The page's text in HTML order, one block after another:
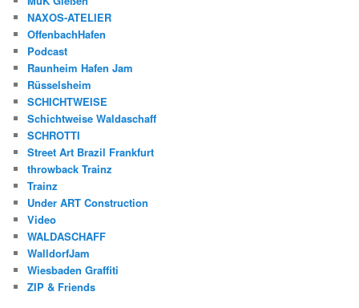
NAXOS-ATELIER
OffenbachHafen
Podcast
Raunheim Hafen Jam
Rüsselsheim
SCHICHTWEISE
Schichtweise Waldaschaff
SCHROTTI
Street Art Brazil Frankfurt
throwback Trainz
Trainz
Under ART Construction
Video
WALDASCHAFF
WalldorfJam
Wiesbaden Graffiti
ZIP & Friends